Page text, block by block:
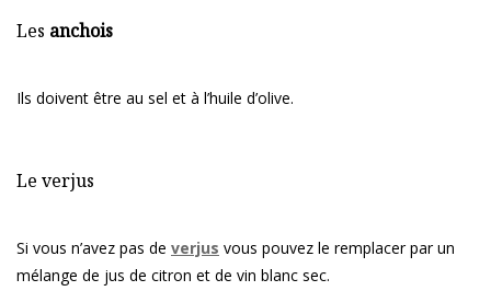
Les anchois
Ils doivent être au sel et à l’huile d’olive.
Le verjus
Si vous n’avez pas de verjus vous pouvez le remplacer par un
mélange de jus de citron et de vin blanc sec.